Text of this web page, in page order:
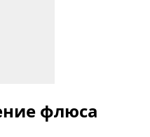
флюса